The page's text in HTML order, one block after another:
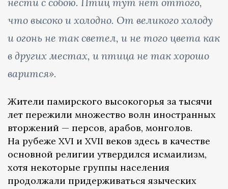
что высоко и холодно. От великого холоду
и огонь не так светел, и не того цвета как
в других местах, и птица не так хорошо
варится».
Жители памирского высокогорья за тысячи
лет пережили множество волн иностранных
вторжений — персов, арабов, монголов.
На рубеже XVI и XVII веков здесь в качестве
основной религии утвердился исмаилизм,
хотя некоторые группы населения
продолжали придерживаться языческих